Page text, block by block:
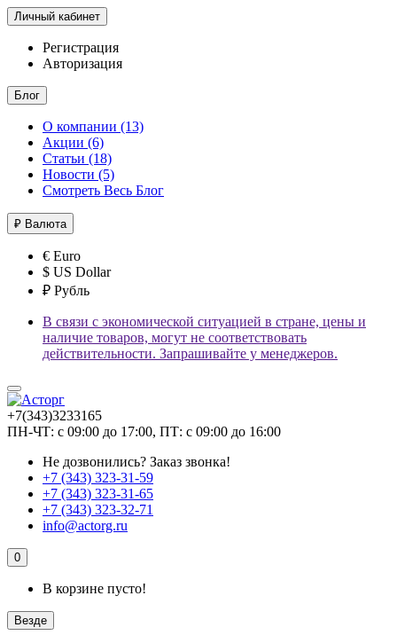
Личный кабинет
Регистрация
Авторизация
Блог
О компании (13)
Акции (6)
Статьи (18)
Новости (5)
Смотреть Весь Блог
₽ Валюта
€ Euro
$ US Dollar
₽ Рубль
В связи с экономической ситуацией в стране, цены и
наличие товаров, могут не соответствовать
действительности. Запрашивайте у менеджеров.
+7(343)3233165
ПН-ЧТ: с 09:00 до 17:00, ПТ: с 09:00 до 16:00
Не дозвонились? Заказ звонка!
+7 (343) 323-31-59
+7 (343) 323-31-65
+7 (343) 323-32-71
info@actorg.ru
0
В корзине пусто!
Везде